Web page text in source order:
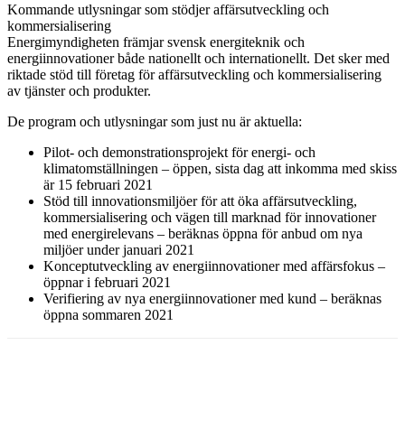
Kommande utlysningar som stödjer affärsutveckling och
kommersialisering
Energimyndigheten främjar svensk energiteknik och
energiinnovationer både nationellt och internationellt. Det sker med
riktade stöd till företag för affärsutveckling och kommersialisering
av tjänster och produkter.
De program och utlysningar som just nu är aktuella:
Pilot- och demonstrationsprojekt för energi- och
klimatomställningen – öppen, sista dag att inkomma med skiss
är 15 februari 2021
Stöd till innovationsmiljöer för att öka affärsutveckling,
kommersialisering och vägen till marknad för innovationer
med energirelevans – beräknas öppna för anbud om nya
miljöer under januari 2021
Konceptutveckling av energiinnovationer med affärsfokus –
öppnar i februari 2021
Verifiering av nya energiinnovationer med kund – beräknas
öppna sommaren 2021